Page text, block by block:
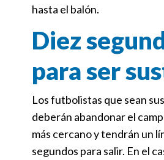
hasta el balón.
Diez
para ser
Los futbolistas que sean
deberán abandonar el
más cercano y tendrán un
segundos para salir. En el